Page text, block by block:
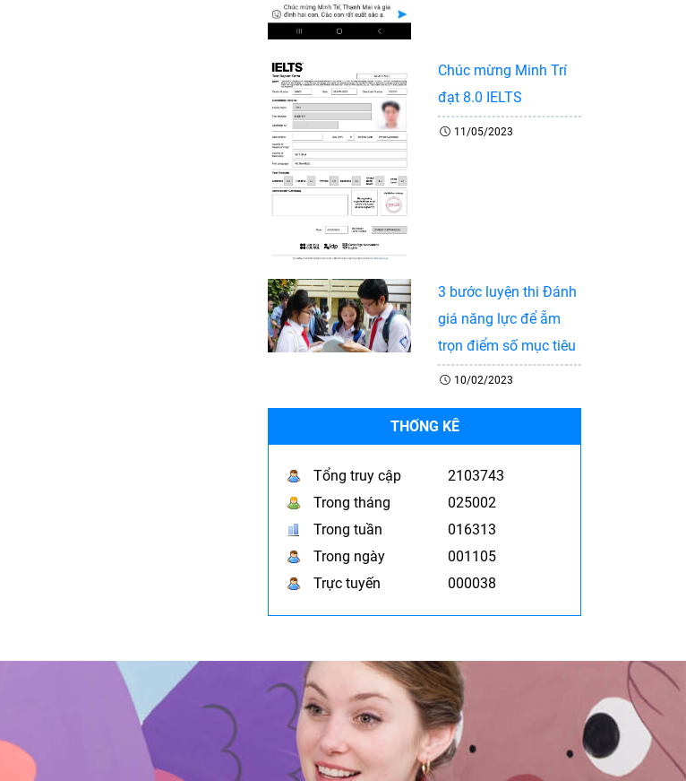
Chúc mừng Minh Trí
đạt 8.0 IELTS
11/05/2023
3 bước luyện thi Đánh
giá năng lực để ẵm
trọn điểm số mục tiêu
10/02/2023
THỐNG KÊ
Tổng truy cập
2103743
Trong tháng
025002
Trong tuần
016313
Trong ngày
001105
Trực tuyến
000038